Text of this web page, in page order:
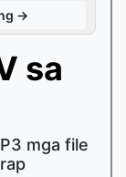
→
sa
mga file